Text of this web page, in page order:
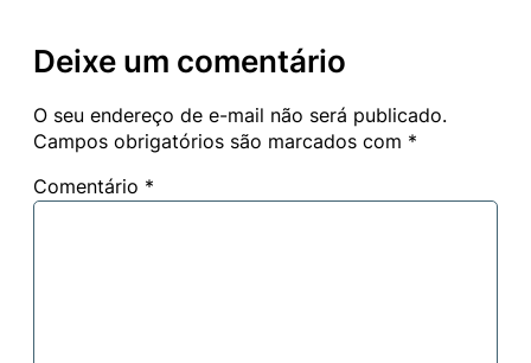
Deixe um comentário
O seu endereço de e-mail não será publicado.
Campos obrigatórios são marcados com *
Comentário *